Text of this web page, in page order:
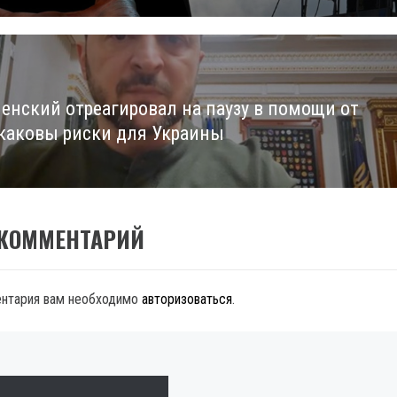
отреагировал на паузу в помощи от
риски для Украины
вам необходимо авторизоваться.